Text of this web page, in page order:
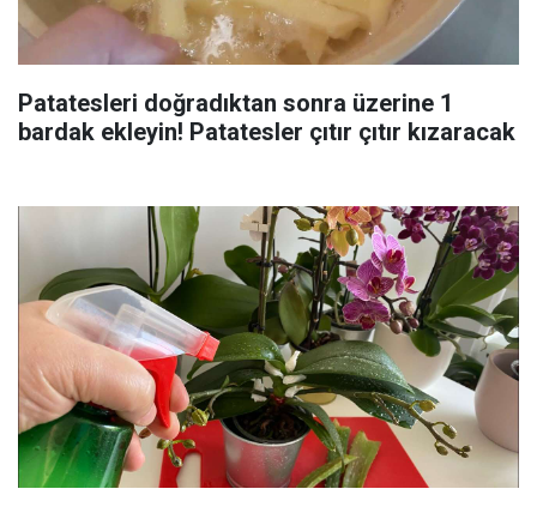
Patatesleri doğradıktan sonra üzerine 1
bardak ekleyin! Patatesler çıtır çıtır kızaracak